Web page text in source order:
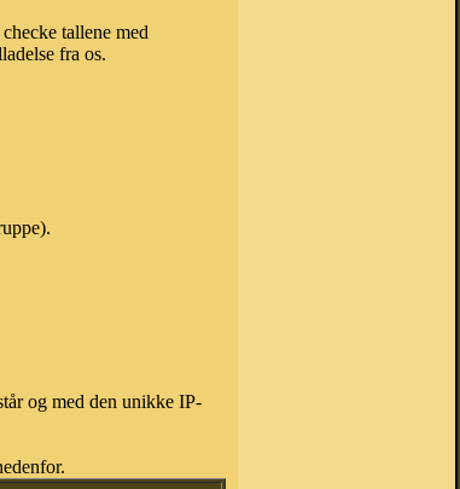
tallene med
fra os.
og med den unikke IP-